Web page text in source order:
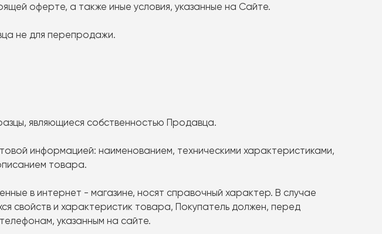
оферте, а также иные условия, указанные на Сайте.
не для перепродажи.
являющиеся собственностью Продавца.
информацией: наименованием, техническими характеристиками,
товара.
в интернет - магазине, носят справочный характер. В случае
свойств и характеристик товара, Покупатель должен, перед
указанным на сайте.